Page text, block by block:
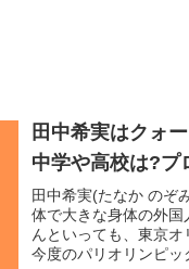
田中希実はクォ
中学や高校は?プ
田中希実(たなか のぞ
体で大きな身体の外
んといっても、東京オ
今度のパリオリンピ